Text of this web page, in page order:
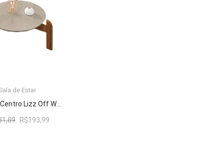
de Estar
O
R$193,99O